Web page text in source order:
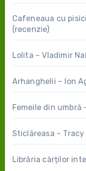
Cafeneaua cu
(recenzie)
Lolita – Vladimir
Arhanghelii – Ion
Femeile din umbră
Sticlăreasa –
Librăria cărților